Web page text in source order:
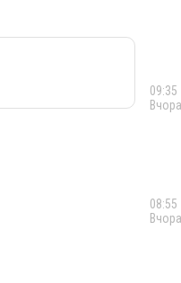
09:35
Вчора
08:55
Вчора